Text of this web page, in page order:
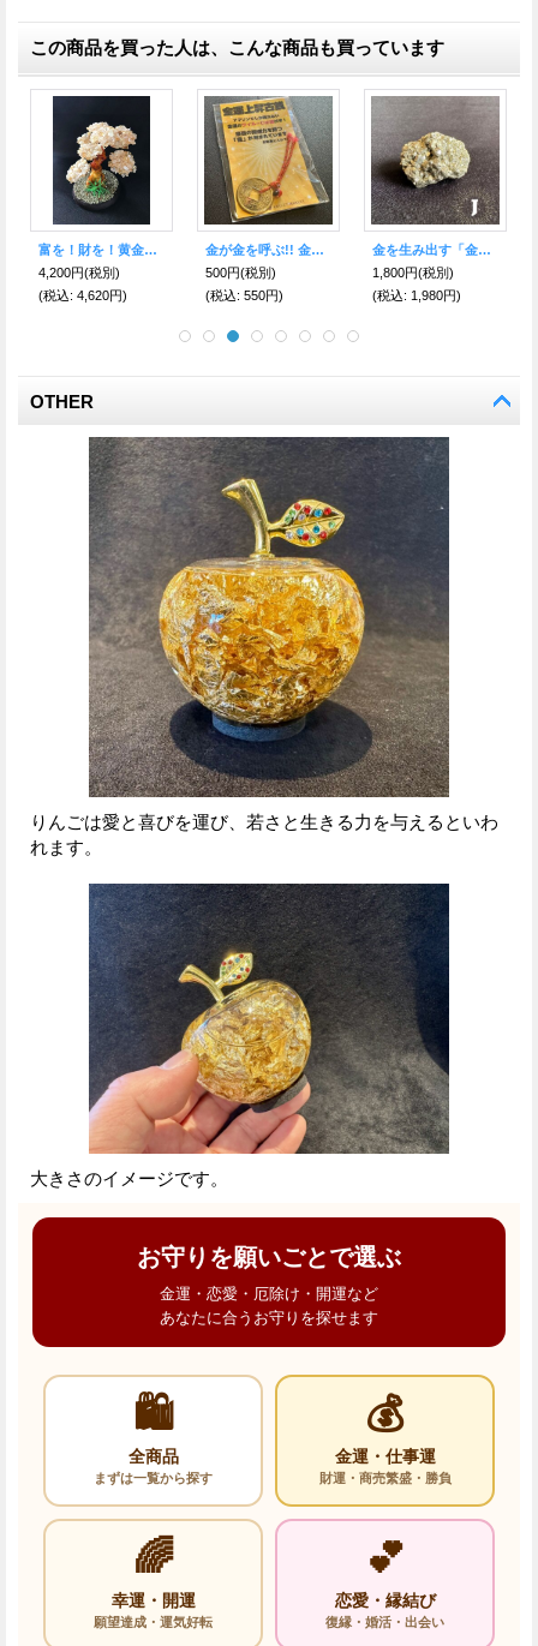
この商品を買った人は、こんな商品も買っています
心配事を燃やし、傷付いた人間関係を修復する♪ クリスタル緑林檎【平和のシンボル】
3,980円(税別)
(税込: 4,378円)
大判！風水黄金護符「招財進寳」青
2,100円(税別)
(税込: 2,310円)
金運・財運を吊り上げる！金銭鈎天珠ブレスレット オニキス＆瑪瑙
9,900円(税別)
(税込: 10,890円)
OTHER
りんごは愛と喜びを運び、若さと生きる力を与えるといわ
れます。
大きさのイメージです。
お守りを願いごとで選ぶ
金運・恋愛・厄除け・開運など
あなたに合うお守りを探せます
🛍️
全商品
まずは一覧から探す
💰
金運・仕事運
財運・商売繁盛・勝負
🌈
幸運・開運
願望達成・運気好転
💕
恋愛・縁結び
復縁・婚活・出会い